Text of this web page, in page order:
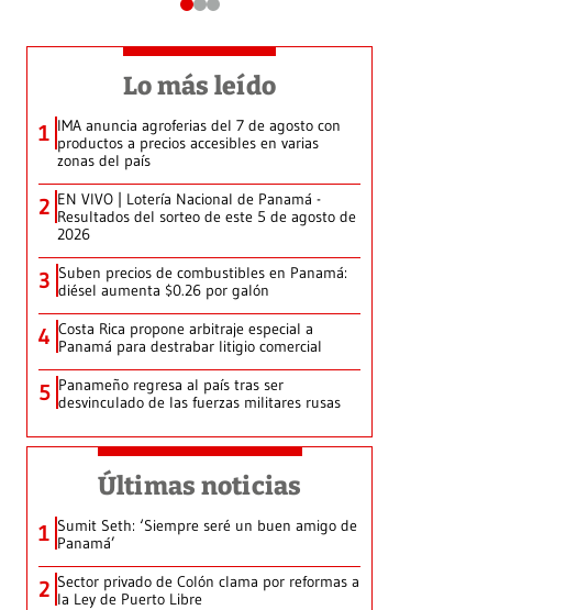
Lo más leído
1 IMA anuncia agroferias del 7 de agosto con
productos a precios accesibles en varias
zonas del país
2 EN VIVO | Lotería Nacional de Panamá -
Resultados del sorteo de este 5 de agosto de
2026
3 Suben precios de combustibles en Panamá:
diésel aumenta $0.26 por galón
4 Costa Rica propone arbitraje especial a
Panamá para destrabar litigio comercial
5 Panameño regresa al país tras ser
desvinculado de las fuerzas militares rusas
Últimas noticias
1 Sumit Seth: ‘Siempre seré un buen amigo de
Panamá’
2 Sector privado de Colón clama por reformas a
la Ley de Puerto Libre